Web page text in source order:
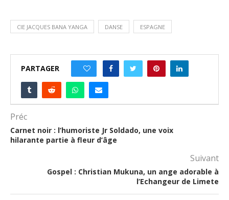
CIE JACQUES BANA YANGA DANSE ESPAGNE
PARTAGER
Préc
Carnet noir : l’humoriste Jr Soldado, une voix
hilarante partie à fleur d’âge
Suivant
Gospel : Christian Mukuna, un ange adorable à
l’Echangeur de Limete